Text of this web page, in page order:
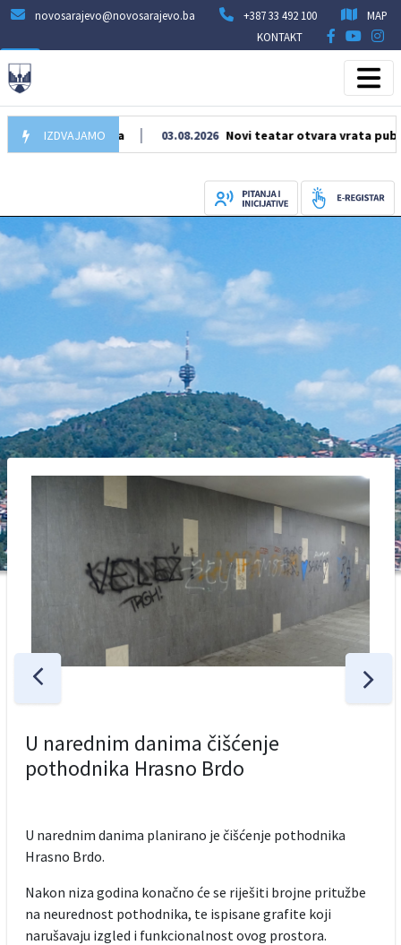
novosarajevo@novosarajevo.ba +387 33 492 100
MAP
KONTAKT
IZDVAJAMO
Pofalićima 03.08.2026 Novi teatar otvara vrata publici sa
U narednim danima čišćenje
pothodnika Hrasno Brdo
U narednim danima planirano je čišćenje pothodnika
Hrasno Brdo.
Nakon niza godina konačno će se riješiti brojne pritužbe
na neurednost pothodnika, te ispisane grafite koji
narušavaju izgled i funkcionalnost ovog prostora.